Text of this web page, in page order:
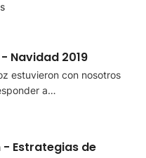
Navidad 2019
estuvieron con nosotros
a…
- Estrategias de